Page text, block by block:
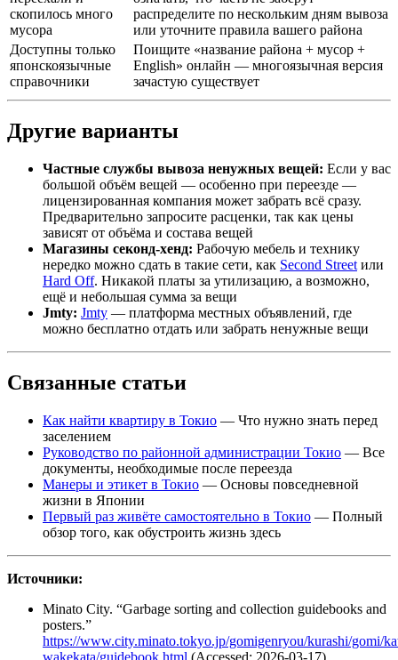
скопилось много
мусора
распределите по нескольким дням вывоза
или уточните правила вашего района
Доступны только
японскоязычные
справочники
Поищите «название района + мусор +
English» онлайн — многоязычная версия
зачастую существует
Другие варианты
Частные службы вывоза ненужных вещей: Если у вас
большой объём вещей — особенно при переезде —
лицензированная компания может забрать всё сразу.
Предварительно запросите расценки, так как цены
зависят от объёма и состава вещей
Магазины секонд-хенд: Рабочую мебель и технику
нередко можно сдать в такие сети, как Second Street или
Hard Off. Никакой платы за утилизацию, а возможно,
ещё и небольшая сумма за вещи
Jmty: Jmty — платформа местных объявлений, где
можно бесплатно отдать или забрать ненужные вещи
Связанные статьи
Как найти квартиру в Токио — Что нужно знать перед
заселением
Руководство по районной администрации Токио — Все
документы, необходимые после переезда
Манеры и этикет в Токио — Основы повседневной
жизни в Японии
Первый раз живёте самостоятельно в Токио — Полный
обзор того, как обустроить жизнь здесь
Источники:
Minato City. “Garbage sorting and collection guidebooks and
posters.”
https://www.city.minato.tokyo.jp/gomigenryou/kurashi/gomi/
wakekata/guidebook.html (Accessed: 2026-03-17)